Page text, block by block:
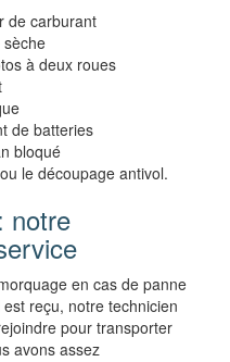
de carburant
sèche
à deux roues
de batteries
bloqué
le découpage antivol.
notre
en cas de panne
reçu, notre technicien
pour transporter
avons assez